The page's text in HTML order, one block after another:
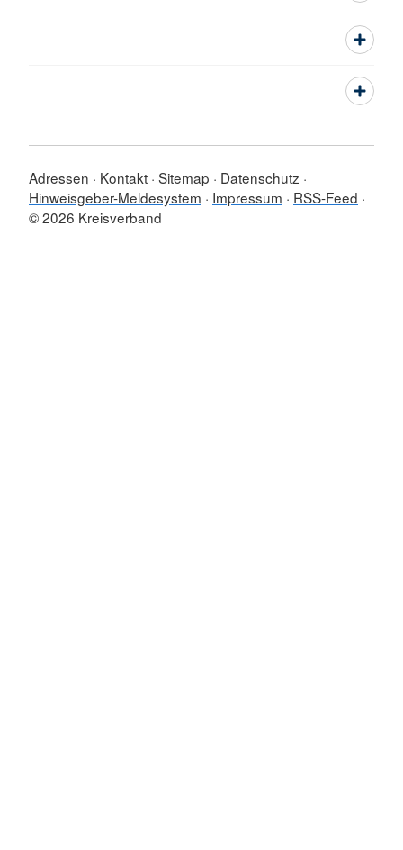
Adressen Kontakt Sitemap
Datenschutz
Hinweisgeber-Meldesystem
Impressum
RSS-Feed
© 2026 Kreisverband